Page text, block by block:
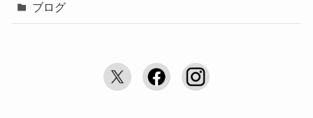
ブログ